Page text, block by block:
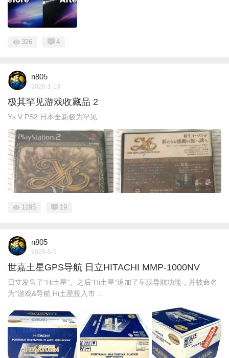
326 4
n805
2026-1-13
极其罕见游戏收藏品 2
Ys V PS2 日本全新极为罕见
1195 19
n805
2025-5-5
世嘉土星GPS导航 日立HITACHI MMP-1000NV
日立发售了“Hi土星”。之后“Hi土星”追加了车载导航功能，并被命名
为“游戏&导航 Hi土星投入市 ...